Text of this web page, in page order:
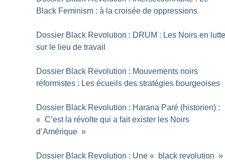
Black Feminism : à la croisée de oppressions
Dossier Black Revolution : DRUM : Les Noirs en
sur le lieu de travail
Dossier Black Revolution : Mouvements noirs
réformistes : Les écueils des stratégies bourgeoises
Dossier Black Revolution : Harana Paré (historien) :
« C’est la révolte qui a fait exister les Noirs
d’Amérique »
Dossier Black Revolution : Une « black revolution »